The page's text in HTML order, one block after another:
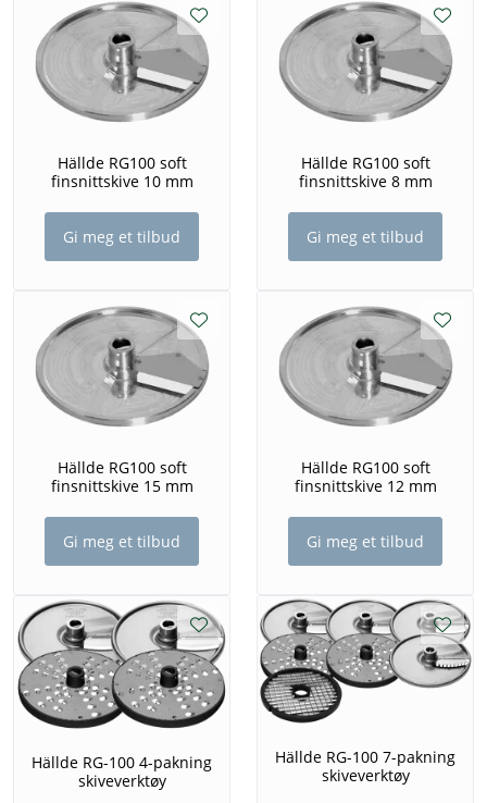
Hällde RG100 soft
finsnittskive 10 mm
Gi meg et tilbud
Hällde RG100 soft
finsnittskive 8 mm
Gi meg et tilbud
Hällde RG100 soft
finsnittskive 15 mm
Gi meg et tilbud
Hällde RG100 soft
finsnittskive 12 mm
Gi meg et tilbud
Hällde RG-100 4-pakning
skiveverktøy
Hällde RG-100 7-pakning
skiveverktøy